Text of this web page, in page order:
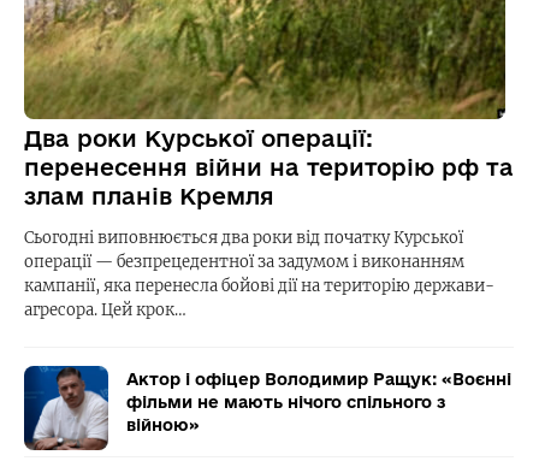
Два роки Курської операції:
перенесення війни на територію рф та
злам планів Кремля
Сьогодні виповнюється два роки від початку Курської
операції — безпрецедентної за задумом і виконанням
кампанії, яка перенесла бойові дії на територію держави-
агресора. Цей крок…
Актор і офіцер Володимир Ращук: «Воєнні
фільми не мають нічого спільного з
війною»